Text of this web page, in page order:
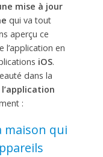
mise à jour
qui va tout
aperçu ce
l’application en
iOS.
dans la
:
maison qui